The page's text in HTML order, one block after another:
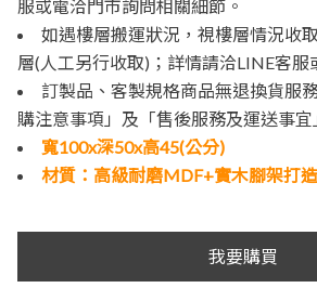
服或電洽門市詢問相關細節。
如遇樓層搬運狀況，視樓層情況收
層(人工另行收取)；詳情請洽LINE客服
訂製品、客製規格商品無退換貨服
購注意事項」及「售後服務及運送事宜
寬100x深50x高45(公分)
材質：高級耐磨MDF+實木腳架打造
我要購買